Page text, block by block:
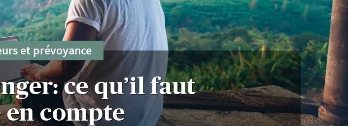
et prévoyance
ce qu’il faut
compte